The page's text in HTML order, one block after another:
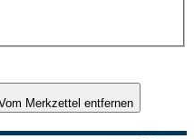
Merkzettel entfernen